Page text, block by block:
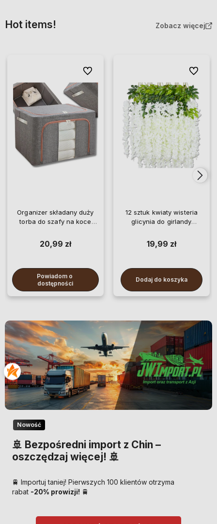
Hot items! Zobacz więcej
Organizer składany duży
torba do szafy na koce
20,99 zł
Powiadom o
dostępności
Do ulubionych
12 sztuk kwiaty wisteria
glicynia do girlandy
19,99 zł
Dodaj do koszyka
Do
Nowość
🚢 Bezpośredni import z Chin –
oszczędzaj więcej! 🚢
🚆 Importuj taniej! Pierwszych 100 klientów otrzyma
rabat -20% prowizji! 🚆